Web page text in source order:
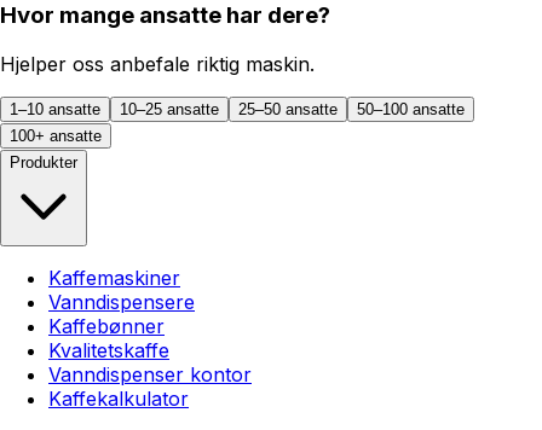
Hvor mange ansatte har dere?
Hjelper oss anbefale riktig maskin.
1–10 ansatte 10–25 ansatte 25–50 ansatte
50–100 ansatte
100+ ansatte
Produkter
Kaffemaskiner
Vanndispensere
Kaffebønner
Kvalitetskaffe
Vanndispenser kontor
Kaffekalkulator